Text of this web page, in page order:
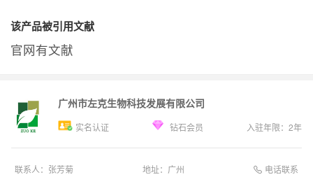
该产品被引用文献
官网有文献
广州市左克生物科技发展有限公司
实名认证 钻石会员 入驻年限： 2年
联系人： 张芳菊 地址： 广州 电话联系